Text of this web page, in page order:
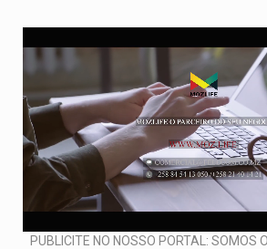
PUBLICITE NO NOSSO PORTAL: SOMOS